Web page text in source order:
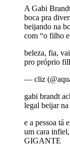
A Gabi
boca pra
beijando na
com “o filho
beleza, fia,
pro próprio
— cliz
gabi brandt
legal beijar na
e a pessoa tá
um cara
GIGANTE